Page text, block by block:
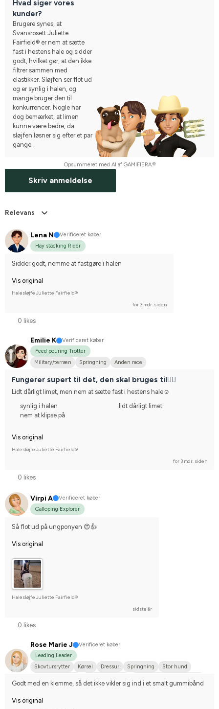
Hvad siger vores
kunder?
Brugere synes, at
Svansrosett Juliette
Fairfield® er nem at sætte
fast i hestens hale og sidder
godt, hvilket gør, at den ikke
filtrer sammen med
elastikker. Sløjfen ser flot ud
og er synlig i halen, og
mange bruger den til
konkurrencer. Nogle har
dog bemærket, at limen
kunne være bedre, da
sløjfen løsner sig efter et par
gange.
Opsummeret med AI af GAMIFIERA.®
Skriv anmeldelse
Relevans
Lena N
Verificeret køber
Hay stacking Rider
Sidder godt, nemme at fastgøre i halen
Vis original
Halesløjfe Juliette Fairfield®
for 3 mdr. siden
0 likes
Emilie K
Verificeret køber
Feed pouring Trotter
Military/terræn
Springning
Anden race
Fungerer supert til det, den skal bruges til🙂‍↕️
Lidt dårligt limet, men nem at sætte fast i hestens hale☺️
synlig i halen
nem at klipse på
lidt dårligt limet
Vis original
Halesløjfe Juliette Fairfield®
for 3 mdr. siden
0 likes
Virpi A
Verificeret køber
Galloping Explorer
Så flot ud på ungponyen 😍👍
Vis original
Halesløjfe Juliette Fairfield®
sidste år
0 likes
Rose Marie J
Verificeret køber
Leading Leader
Skovtursrytter
Kørsel Dressur Springning
Stor hund
Godt med en klemme, så det ikke vikler sig ind i et smalt gummibånd
Vis original